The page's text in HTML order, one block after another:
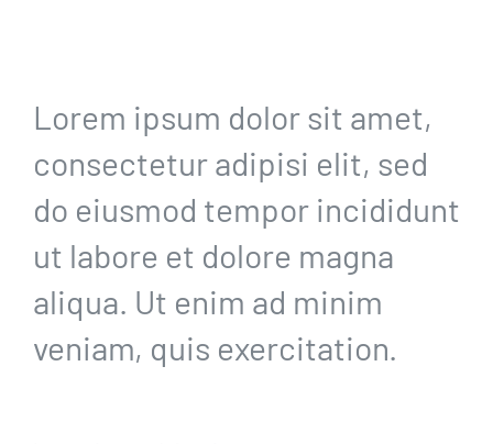
Lorem ipsum dolor sit amet,
consectetur adipisi elit, sed
do eiusmod tempor incididunt
ut labore et dolore magna
aliqua. Ut enim ad minim
veniam, quis exercitation.